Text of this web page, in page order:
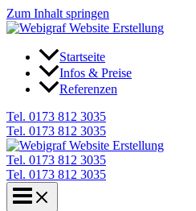
Zum Inhalt springen
Startseite
Infos & Preise
Referenzen
Tel. 0173 812 3035
Tel. 0173 812 3035
Tel. 0173 812 3035
Tel. 0173 812 3035